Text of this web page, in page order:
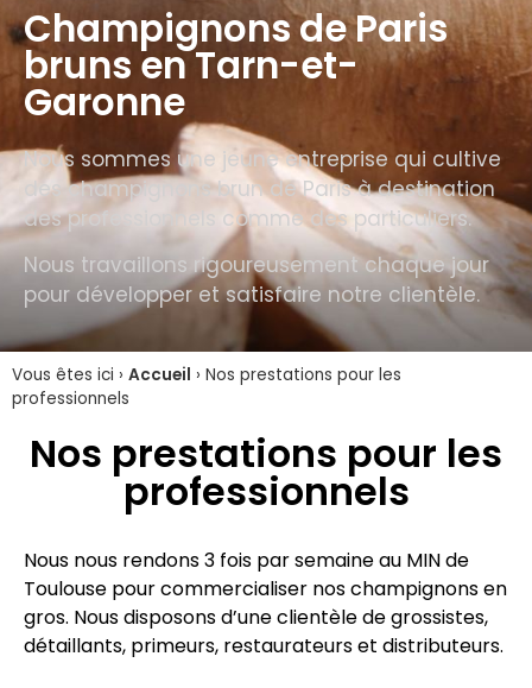
Champignons de Paris
bruns en Tarn-et-
Garonne
Nous sommes une jeune entreprise qui cultive
des champignons brun de Paris à destination
des professionnels comme des particuliers.
Nous travaillons rigoureusement chaque jour
pour développer et satisfaire notre clientèle.
Vous êtes ici › Accueil › Nos prestations pour les
professionnels
Nos prestations pour les
professionnels
Nous nous rendons 3 fois par semaine au MIN de
Toulouse pour commercialiser nos champignons en
gros. Nous disposons d’une clientèle de grossistes,
détaillants, primeurs, restaurateurs et distributeurs.